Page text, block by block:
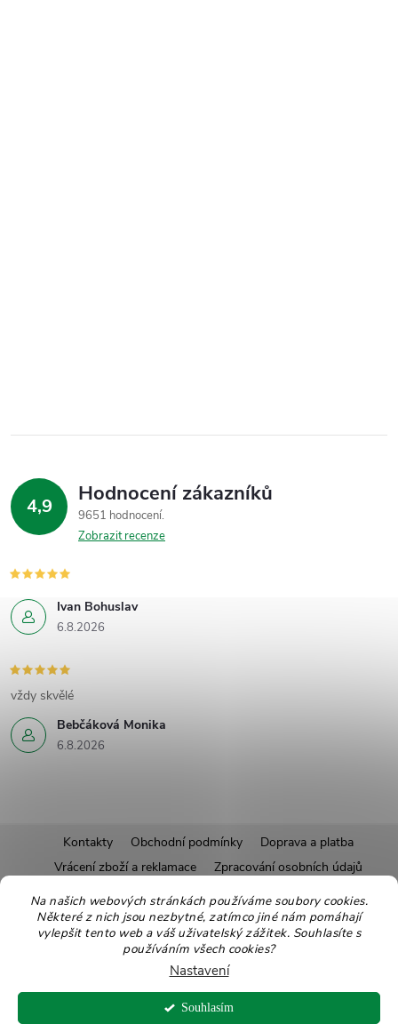
Na našich webových stránkách používáme soubory cookies.
Některé z nich jsou nezbytné, zatímco jiné nám pomáhají
vylepšit tento web a váš uživatelský zážitek. Souhlasíte s
používáním všech cookies?
Nastavení
Souhlasím
4,9 Hodnocení zákazníků
9651 hodnocení
Zobrazit recenze
Ivan Bohuslav
6.8.2026
Bebčáková Monika
6.8.2026
vždy skvělé
á
Kontakty Obchodní podmínky
Doprava a platba
Vrácení zboží a reklamace
Zpracování osobních údajů
Pravidla soutěží
Affiliate program
Recepty
Pro nové dodavatele
Ekologické balení Moje objednávka
Copyright 2026Zdravoslav. Všechna práva vyhrazena.Upravit nastavení
cookies